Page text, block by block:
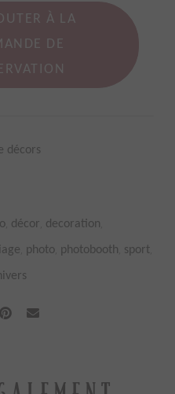
À LA
DE
décors
décor decoration
photo photobooth sport